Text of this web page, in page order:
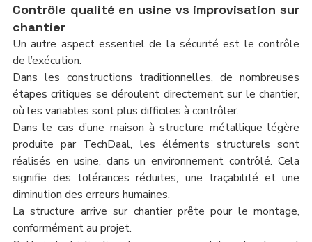
Contrôle qualité en usine vs improvisation sur
chantier
Un autre aspect essentiel de la sécurité est le contrôle
de l’exécution.
Dans les constructions traditionnelles, de nombreuses
étapes critiques se déroulent directement sur le chantier,
où les variables sont plus difficiles à contrôler.
Dans le cas d’une maison à structure métallique légère
produite par TechDaal, les éléments structurels sont
réalisés en usine, dans un environnement contrôlé. Cela
signifie des tolérances réduites, une traçabilité et une
diminution des erreurs humaines.
La structure arrive sur chantier prête pour le montage,
conformément au projet.